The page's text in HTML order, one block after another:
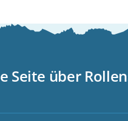
Seite über